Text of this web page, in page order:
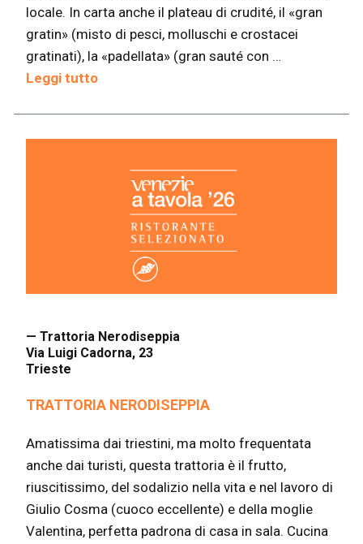
locale. In carta anche il plateau di crudité, il «gran
gratin» (misto di pesci, molluschi e crostacei
gratinati), la «padellata» (gran sauté con …
Leggi tutto
— Trattoria Nerodiseppia
Via Luigi Cadorna, 23
Trieste
TRATTORIA NERODISEPPIA
Amatissima dai triestini, ma molto frequentata
anche dai turisti, questa trattoria è il frutto,
riuscitissimo, del sodalizio nella vita e nel lavoro di
Giulio Cosma (cuoco eccellente) e della moglie
Valentina, perfetta padrona di casa in sala. Cucina